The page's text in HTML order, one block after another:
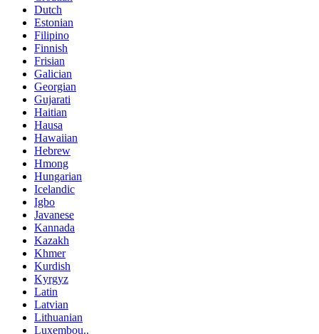
Dutch
Estonian
Filipino
Finnish
Frisian
Galician
Georgian
Gujarati
Haitian
Hausa
Hawaiian
Hebrew
Hmong
Hungarian
Icelandic
Igbo
Javanese
Kannada
Kazakh
Khmer
Kurdish
Kyrgyz
Latin
Latvian
Lithuanian
Luxembou..